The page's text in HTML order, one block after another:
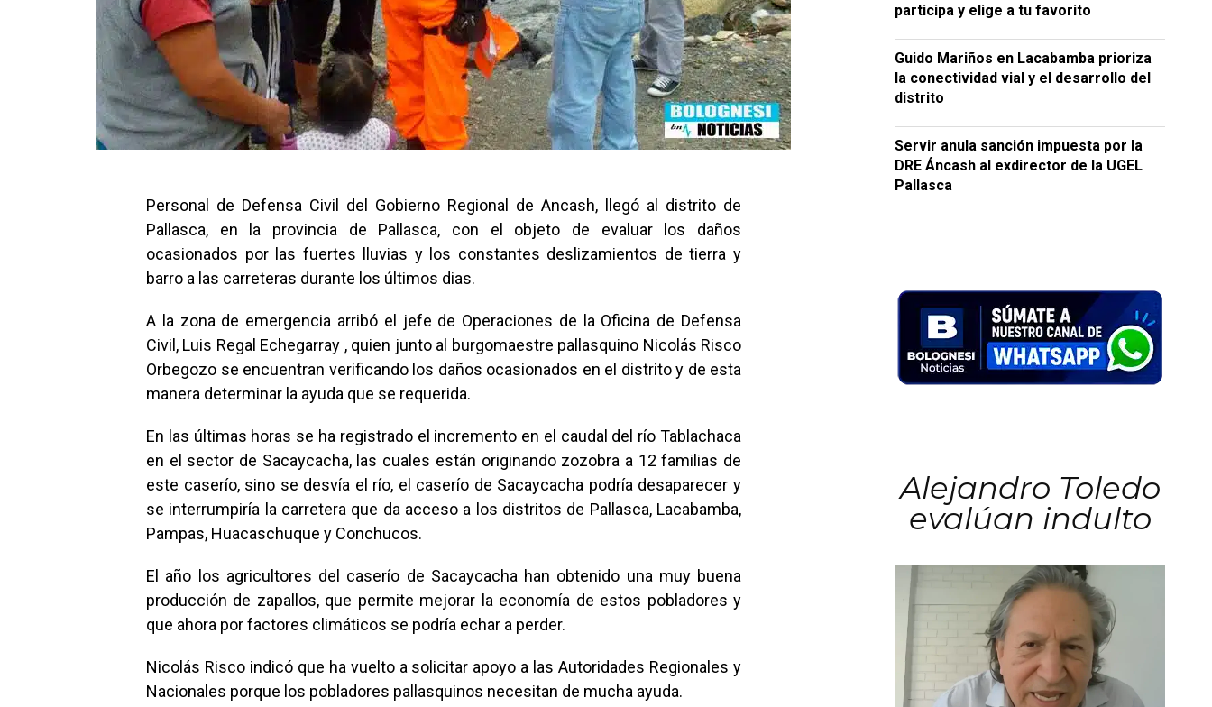
Personal de Defensa Civil del Gobierno Regional de Ancash, llegó al distrito de
Pallasca, en la provincia de Pallasca, con el objeto de evaluar los daños
ocasionados por las fuertes lluvias y los constantes deslizamientos de tierra y
barro a las carreteras durante los últimos dias.
A la zona de emergencia arribó el jefe de Operaciones de la Oficina de Defensa
Civil, Luis Regal Echegarray , quien junto al burgomaestre pallasquino Nicolás Risco
Orbegozo se encuentran verificando los daños ocasionados en el distrito y de esta
manera determinar la ayuda que se requerida.
En las últimas horas se ha registrado el incremento en el caudal del río Tablachaca
en el sector de Sacaycacha, las cuales están originando zozobra a 12 familias de
este caserío, sino se desvía el río, el caserío de Sacaycacha podría desaparecer y
se interrumpiría la carretera que da acceso a los distritos de Pallasca, Lacabamba,
Pampas, Huacaschuque y Conchucos.
El año los agricultores del caserío de Sacaycacha han obtenido una muy buena
producción de zapallos, que permite mejorar la economía de estos pobladores y
que ahora por factores climáticos se podría echar a perder.
Nicolás Risco indicó que ha vuelto a solicitar apoyo a las Autoridades Regionales y
Nacionales porque los pobladores pallasquinos necesitan de mucha ayuda.
participa y elige a tu favorito
Guido Mariños en Lacabamba prioriza
la conectividad vial y el desarrollo del
distrito
Servir anula sanción impuesta por la
DRE Áncash al exdirector de la UGEL
Pallasca
Alejandro Toledo
evalúan indulto